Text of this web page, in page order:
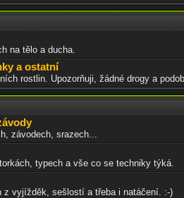
na tělo a ducha.
a ostatní
rostlin. Upozorňuji, žádné drogy a
závodech, srazech...
typech a vše co se techniky týká.
z vyjížděk, sešlostí a třeba i natáčení. :-)